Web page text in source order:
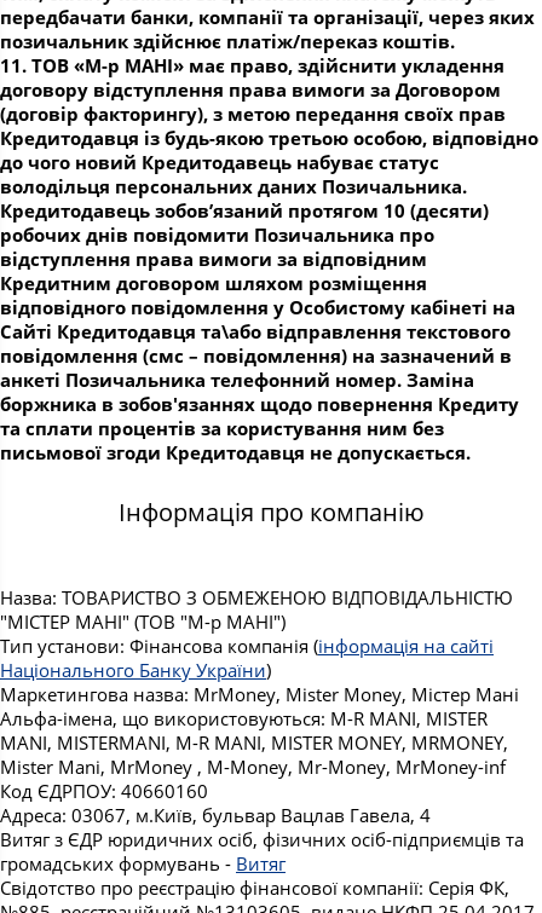
передбачати банки, компанії та організації, через яких
позичальник здійснює платіж/переказ коштів.
11. ТОВ «М-р МАНІ» має право, здійснити укладення
договору відступлення права вимоги за Договором
(договір факторингу), з метою передання своїх прав
Кредитодавця із будь-якою третьою особою, відповідно
до чого новий Кредитодавець набуває статус
володільця персональних даних Позичальника.
Кредитодавець зобов’язаний протягом 10 (десяти)
робочих днів повідомити Позичальника про
відступлення права вимоги за відповідним
Кредитним договором шляхом розміщення
відповідного повідомлення у Особистому кабінеті на
Сайті Кредитодавця та\або відправлення текстового
повідомлення (смс – повідомлення) на зазначений в
анкеті Позичальника телефонний номер. Заміна
боржника в зобов'язаннях щодо повернення Кредиту
та сплати процентів за користування ним без
письмової згоди Кредитодавця не допускається.
Інформація про компанію
Назва: ТОВАРИСТВО З ОБМЕЖЕНОЮ ВІДПОВІДАЛЬНІСТЮ
"МІСТЕР МАНІ" (ТОВ "М-р МАНІ")
Тип установи: Фінансова компанія (інформація на сайті
Національного Банку України)
Маркетингова назва: MrMoney, Mister Money, Містер Мані
Альфа-імена, що використовуються: M-R MANI, MISTER
MANI, MISTERMANI, M-R MANI, MISTER MONEY, MRMONEY,
Mister Mani, MrMoney , M-Money, Mr-Money, MrMoney-inf
Код ЄДРПОУ: 40660160
Адреса: 03067, м.Київ, бульвар Вацлав Гавела, 4
Витяг з ЄДР юридичних осіб, фізичних осіб-підприємців та
громадських формувань - Витяг
Свідотство про реєстрацію фінансової компанії: Серія ФК,